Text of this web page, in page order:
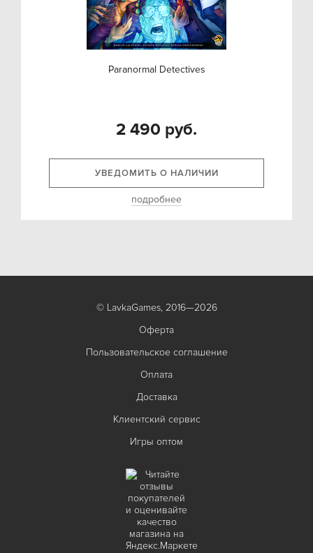
Paranormal Detectives
2 490 руб.
УВЕДОМИТЬ О НАЛИЧИИ
подробнее
© LavkaGames, 2016—2026
Оферта
Пользовательское соглашение
Оплата
Доставка
Клиентский сервис
Игры оптом